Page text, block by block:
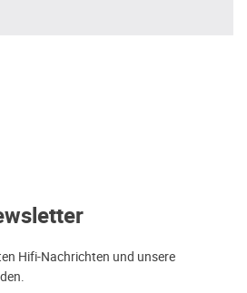
Hifi-Nachrichten und unsere